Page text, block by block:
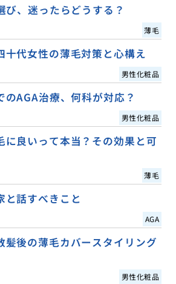
び、迷ったらどうする？
薄毛
十代女性の薄毛対策と心構え
男性化粧品
のAGA治療、何科が対応？
男性化粧品
に良いって本当？その効果と可
薄毛
と話すべきこと
AGA
髪後の薄毛カバースタイリング
男性化粧品